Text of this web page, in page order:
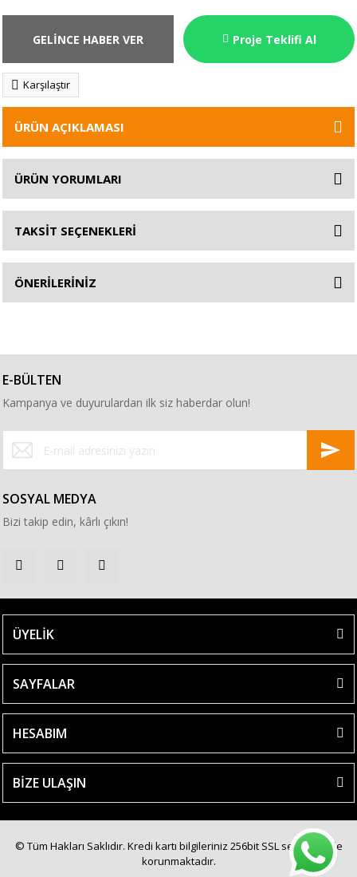
GELİNCE HABER VER Proje Teklifi Al
Karşılaştır
ÜRÜN AÇIKLAMASI
ÜRÜN YORUMLARI
TAKSİT SEÇENEKLERİ
ÖNERİLERİNİZ
E-BÜLTEN
Kampanya ve duyurulardan ilk siz haberdar olun!
SOSYAL MEDYA
Bizi takip edin, kârlı çıkın!
ÜYELİK
SAYFALAR
HESABIM
BİZE ULAŞIN
© Tüm Hakları Saklıdır. Kredi kartı bilgileriniz 256bit SSL sertifikası ile
korunmaktadır.